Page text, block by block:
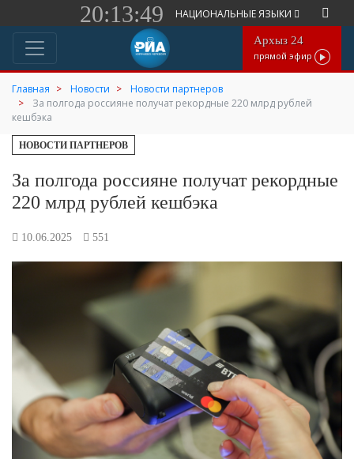
20:13:49 НАЦИОНАЛЬНЫЕ ЯЗЫКИ
Архыз 24
прямой эфир
Главная Новости
Новости партнеров
За полгода россияне получат рекордные 220 млрд рублей
кешбэка
НОВОСТИ ПАРТНЕРОВ
За полгода россияне получат рекордные
220 млрд рублей кешбэка
10.06.2025 551